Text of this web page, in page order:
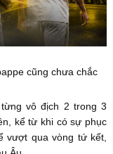
cũng chưa chắc
vô địch 2 trong 3
kể từ khi có sự phục
vượt qua vòng tứ kết,